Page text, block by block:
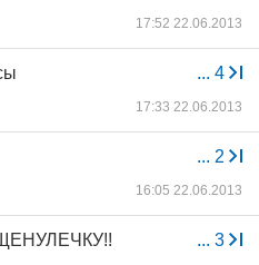
17:52 22.06.2013
... 4
17:33 22.06.2013
... 2
16:05 22.06.2013
... 3